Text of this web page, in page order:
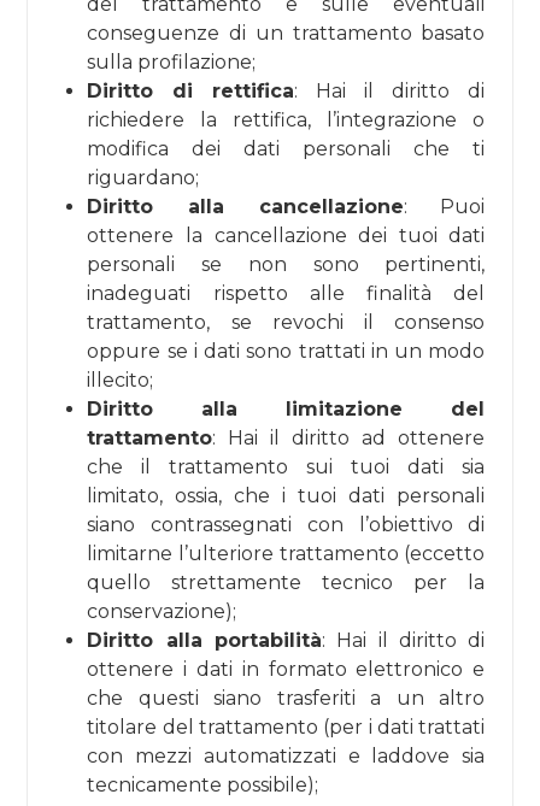
conseguenze di un trattamento basato
sulla profilazione;
Diritto di rettifica: Hai il diritto di
richiedere la rettifica, l’integrazione o
modifica dei dati personali che ti
riguardano;
Diritto alla cancellazione: Puoi
ottenere la cancellazione dei tuoi dati
personali se non sono pertinenti,
inadeguati rispetto alle finalità del
trattamento, se revochi il consenso
oppure se i dati sono trattati in un modo
illecito;
Diritto alla limitazione del
trattamento: Hai il diritto ad ottenere
che il trattamento sui tuoi dati sia
limitato, ossia, che i tuoi dati personali
siano contrassegnati con l’obiettivo di
limitarne l’ulteriore trattamento (eccetto
quello strettamente tecnico per la
conservazione);
Diritto alla portabilità: Hai il diritto di
ottenere i dati in formato elettronico e
che questi siano trasferiti a un altro
titolare del trattamento (per i dati trattati
con mezzi automatizzati e laddove sia
tecnicamente possibile);